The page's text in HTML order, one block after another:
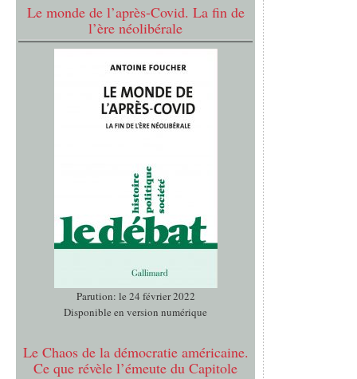
Le monde de l’après-Covid. La fin de
l’ère néolibérale
Parution: le 24 février 2022
Disponible en version numérique
Le Chaos de la démocratie américaine.
Ce que révèle l’émeute du Capitole